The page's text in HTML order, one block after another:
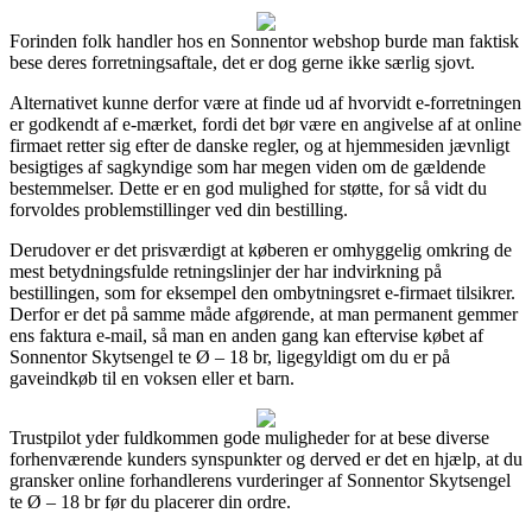
Forinden folk handler hos en Sonnentor webshop burde man faktisk
bese deres forretningsaftale, det er dog gerne ikke særlig sjovt.
Alternativet kunne derfor være at finde ud af hvorvidt e-forretningen
er godkendt af e-mærket, fordi det bør være en angivelse af at online
firmaet retter sig efter de danske regler, og at hjemmesiden jævnligt
besigtiges af sagkyndige som har megen viden om de gældende
bestemmelser. Dette er en god mulighed for støtte, for så vidt du
forvoldes problemstillinger ved din bestilling.
Derudover er det prisværdigt at køberen er omhyggelig omkring de
mest betydningsfulde retningslinjer der har indvirkning på
bestillingen, som for eksempel den ombytningsret e-firmaet tilsikrer.
Derfor er det på samme måde afgørende, at man permanent gemmer
ens faktura e-mail, så man en anden gang kan eftervise købet af
Sonnentor Skytsengel te Ø – 18 br, ligegyldigt om du er på
gaveindkøb til en voksen eller et barn.
Trustpilot yder fuldkommen gode muligheder for at bese diverse
forhenværende kunders synspunkter og derved er det en hjælp, at du
gransker online forhandlerens vurderinger af Sonnentor Skytsengel
te Ø – 18 br før du placerer din ordre.